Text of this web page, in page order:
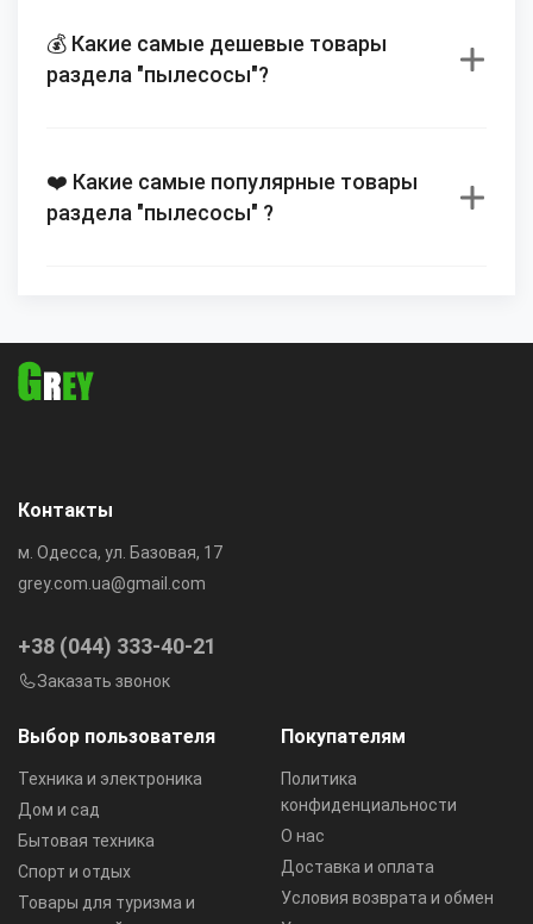
💰 Какие самые дешевые товары
раздела "пылесосы"?
❤️ Какие самые популярные товары
раздела "пылесосы" ?
Выбор пользователя
Техника и электроника
Дом и сад
Бытовая техника
Спорт и отдых
Товары для туризма и
Покупателям
Политика
конфиденциальности
О нас
Доставка и оплата
Условия возврата и обмен
Контакты
м. Одесса, ул. Базовая, 17
grey.com.ua@gmail.com
+38 (044) 333-40-21
Заказать звонок